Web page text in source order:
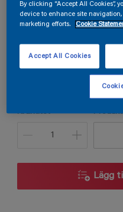
S 2060-G40Y
Förpackningsstorlek
Kvantitet
Lägg
By clicking “Accept All Cookies”,
device to enhance site
marketing efforts.
Cookie
Accept All Cookies